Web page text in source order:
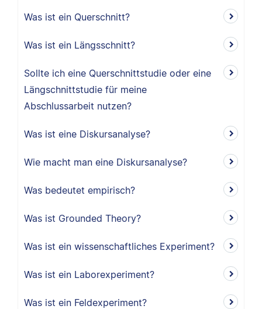
Was ist ein Querschnitt?
Was ist ein Längsschnitt?
Sollte ich eine Querschnittstudie oder eine
Längschnittstudie für meine
Abschlussarbeit nutzen?
Was ist eine Diskursanalyse?
Wie macht man eine Diskursanalyse?
Was bedeutet empirisch?
Was ist Grounded Theory?
Was ist ein wissenschaftliches Experiment?
Was ist ein Laborexperiment?
Was ist ein Feldexperiment?